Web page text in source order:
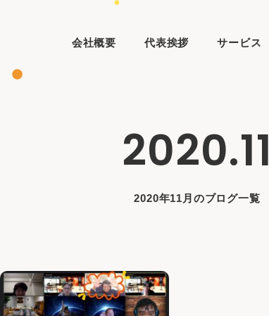
会社概要 代表挨拶 サービス
2020.11
2020年11月のブログ一覧